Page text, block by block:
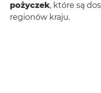
pożyczek, które są
regionów kraju.